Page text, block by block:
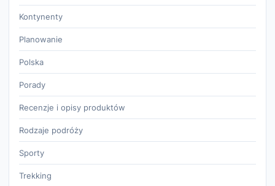
Kontynenty
Planowanie
Polska
Porady
Recenzje i opisy produktów
Rodzaje podróży
Sporty
Trekking